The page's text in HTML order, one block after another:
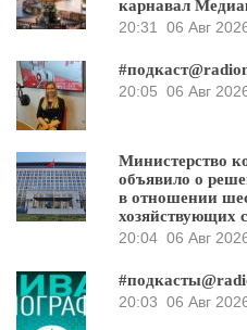
карнавал
20:31 06 Авг
20:05 06 Авг
Министерство
объявило о
в отношении
хозяйствующих
20:04 06 Авг
20:03 06 Авг